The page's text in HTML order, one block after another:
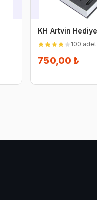
KH Artvin
100 adet
750,00 ₺